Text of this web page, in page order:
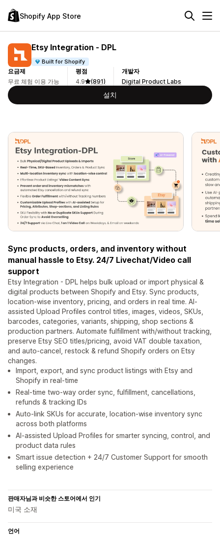
Shopify App Store
Etsy Integration ‑ DPL
Built for Shopify
요금제
무료 체험 이용 가능
평점
4.9
(891)
개발자
Digital Product Labs
설치
Sync products, orders, and inventory without
manual hassle to Etsy. 24/7 Livechat/Video call
support
Etsy Integration - DPL helps bulk upload or import physical &
digital products between Shopify and Etsy. Sync products,
location-wise inventory, pricing, and orders in real time. AI-
assisted Upload Profiles control titles, images, videos, SKUs,
barcodes, categories, variants, shipping, shop sections &
production partners. Automate fulfillment with/without tracking,
preserve Etsy SEO titles/pricing, avoid VAT double taxation,
and auto-cancel, restock & refund Shopify orders on Etsy
changes.
Import, export, and sync product listings with Etsy and
Shopify in real-time
Real-time two-way order sync, fulfillment, cancellations,
refunds & tracking IDs
Auto-link SKUs for accurate, location-wise inventory sync
across both platforms
AI-assisted Upload Profiles for smarter syncing, control, and
product data rules
Smart issue detection + 24/7 Customer Support for smooth
selling experience
판매자님과 비슷한 스토어에서 인기
미국 소재
언어